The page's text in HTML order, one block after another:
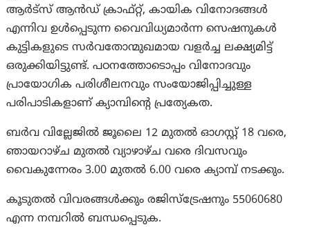
ആർട്സ് ആൻഡ് ക്രാഫ്റ്റ്, കായിക വിനോദങ്ങൾ
എന്നിവ ഉൾപ്പെടുന്ന വൈവിധ്യമാർന്ന സെഷനുകൾ
കുട്ടികളുടെ സർവതോന്മുഖമായ വളർച്ച ലക്ഷ്യമിട്ട്
ഒരുക്കിയിട്ടുണ്ട്. പഠനത്തോടൊപ്പം വിനോദവും
പ്രായോഗിക പരിശീലനവും സംയോജിപ്പിച്ചുള്ള
പരിപാടികളാണ് ക്യാമ്പിന്റെ പ്രത്യേകത.
ബർവ വില്ലേജിൽ ജൂലൈ 12 മുതൽ ഓഗസ്റ്റ് 18 വരെ,
ഞായറാഴ്ച മുതൽ വ്യാഴാഴ്ച വരെ ദിവസവും
വൈകുന്നേരം 3.00 മുതൽ 6.00 വരെ ക്യാമ്പ് നടക്കും.
കൂടുതൽ വിവരങ്ങൾക്കും രജിസ്ട്രേഷനും 55060680
എന്ന നമ്പറിൽ ബന്ധപ്പെടുക.